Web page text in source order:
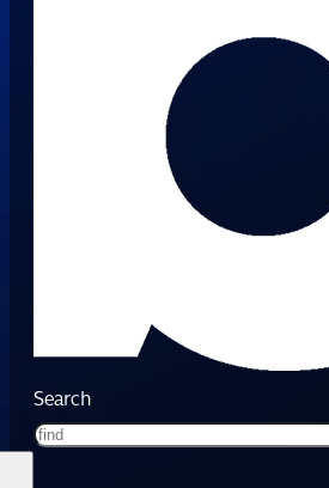
Search